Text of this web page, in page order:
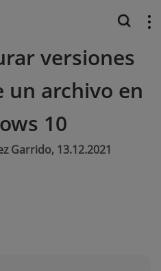
versiones
un archivo en
10
Garrido, 13.12.2021